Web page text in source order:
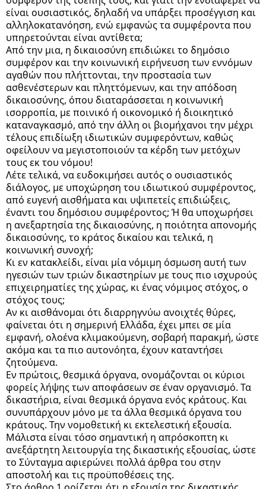
είναι ουσιαστικός, δηλαδή να υπάρξει προσέγγιση και
αλληλοκατανόηση, ενώ εμφανώς τα συμφέροντα που
υπηρετούνται είναι αντίθετα;
Από την μια, η δικαιοσύνη επιδιώκει το δημόσιο
συμφέρον και την κοινωνική ειρήνευση των εννόμων
αγαθών που πλήττονται, την προστασία των
ασθενέστερων και πληττόμενων, και την απόδοση
δικαιοσύνης, όπου διαταράσσεται η κοινωνική
ισορροπία, με ποινικό ή οικονομικό ή διοικητικό
καταναγκασμό, από την άλλη οι βιομήχανοι την μέχρι
τέλους επιδίωξη ιδιωτικών συμφερόντων, καθώς
οφείλουν να μεγιστοποιούν τα κέρδη των μετόχων
τους εκ του νόμου!
Λέτε τελικά, να ευδοκιμήσει αυτός ο ουσιαστικός
διάλογος, με υποχώρηση του ιδιωτικού συμφέροντος,
από ευγενή αισθήματα και υψιπετείς επιδιώξεις,
έναντι του δημόσιου συμφέροντος; Ή θα υποχωρήσει
η ανεξαρτησία της δικαιοσύνης, η ποιότητα απονομής
δικαιοσύνης, το κράτος δικαίου και τελικά, η
κοινωνική συνοχή;
Κι εν κατακλείδι, είναι μία νόμιμη όσμωση αυτή των
ηγεσιών των τριών δικαστηρίων με τους πιο ισχυρούς
επιχειρηματίες της χώρας, κι ένας νόμιμος στόχος, ο
στόχος τους;
Αν κι αισθάνομαι ότι διαρρηγνύω ανοιχτές θύρες,
φαίνεται ότι η σημερινή Ελλάδα, έχει μπει σε μία
εμφανή, ολοένα κλιμακούμενη, σοβαρή παρακμή, ώστε
ακόμα και τα πιο αυτονόητα, έχουν καταντήσει
ζητούμενα.
Εν πρώτοις, θεσμικά όργανα, ονομάζονται οι κύριοι
φορείς λήψης των αποφάσεων σε έναν οργανισμό. Τα
δικαστήρια, είναι θεσμικά όργανα ενός κράτους. Και
συνυπάρχουν μόνο με τα άλλα θεσμικά όργανα του
κράτους. Την νομοθετική κι εκτελεστική εξουσία.
Μάλιστα είναι τόσο σημαντική η απρόσκοπτη κι
ανεξάρτητη λειτουργία της δικαστικής εξουσίας, ώστε
το Σύνταγμα αφιερώνει πολλά άρθρα του στην
αποστολή και τις προϋποθέσεις της.